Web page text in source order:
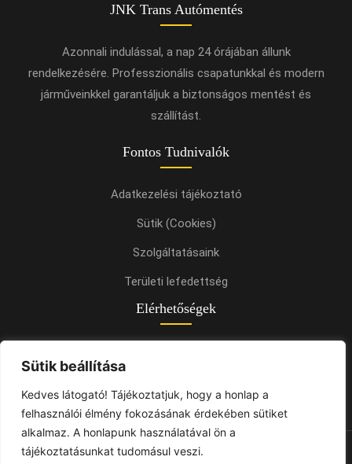
Sütik beállítása
Kedves látogató! Tájékoztatjuk, hogy a honlap a
felhasználói élmény fokozásának érdekében sütiket
alkalmaz. A honlapunk használatával ön a
tájékoztatásunkat tudomásul veszi.
JNK Trans Autómentés
Azonnali indulással, a nap 24 órájában állunk
rendelkezésére. Professzionális csapatunkkal és modern
járműveinkkel garantáljuk a biztonságos mentést és
szállítást.
Fontos Tudnivalók
Adatkezelési tájékoztató
Sütik (Cookies)
Szolgáltatásaink
Területi lefedettség
Elérhetőségek
© 2025 - JNK Trans | Minden jog fenntartva. | Weboldal készítés: